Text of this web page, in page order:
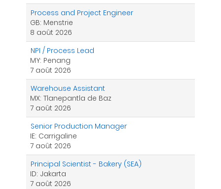
Process and Project Engineer
GB: Menstrie
8 août 2026
NPI / Process Lead
MY: Penang
7 août 2026
Warehouse Assistant
MX: Tlanepantla de Baz
7 août 2026
Senior Production Manager
IE: Carrigaline
7 août 2026
Principal Scientist - Bakery (SEA)
ID: Jakarta
7 août 2026